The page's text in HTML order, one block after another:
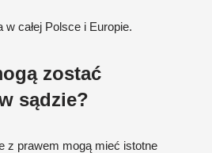
całej Polsce i Europie.
zostać
sądzie?
z prawem mogą mieć istotne